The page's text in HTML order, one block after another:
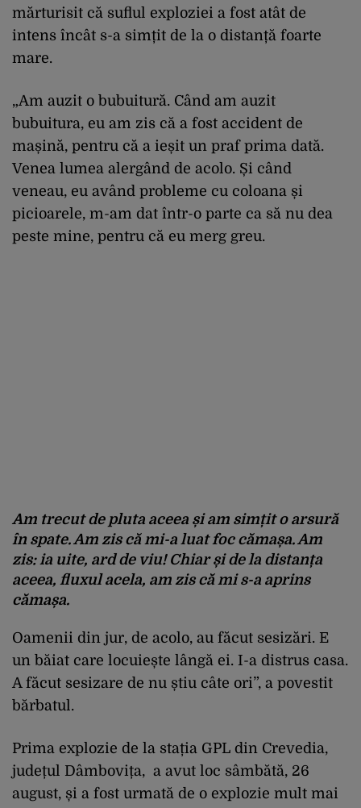
mărturisit că suflul exploziei a fost atât de
intens încât s-a simțit de la o distanță foarte
mare.
„Am auzit o bubuitură. Când am auzit
bubuitura, eu am zis că a fost accident de
mașină, pentru că a ieșit un praf prima dată.
Venea lumea alergând de acolo. Și când
veneau, eu având probleme cu coloana și
picioarele, m-am dat într-o parte ca să nu dea
peste mine, pentru că eu merg greu.
Am trecut de pluta aceea și am simțit o arsură
în spate. Am zis că mi-a luat foc cămașa. Am
zis: ia uite, ard de viu! Chiar și de la distanța
aceea, fluxul acela, am zis că mi s-a aprins
cămașa.
Oamenii din jur, de acolo, au făcut sesizări. E
un băiat care locuiește lângă ei. I-a distrus casa.
A făcut sesizare de nu știu câte ori”, a povestit
bărbatul.
Prima explozie de la stația GPL din Crevedia,
județul Dâmbovița, a avut loc sâmbătă, 26
august, și a fost urmată de o explozie mult mai